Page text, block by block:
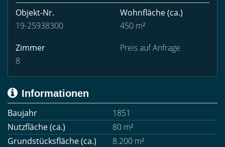
Objekt-Nr.
19-25938300
Wohnfläche(ca.)
450 m²
Zimmer
8
Preis auf Anfrage
Informationen
Baujahr
1851
Nutzfläche (ca.)
80 m²
Grundstücksfläche (ca.)
8.200 m²